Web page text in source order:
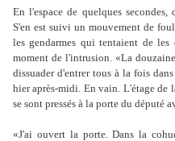
En l'espace de quelques
S'en est suivi un mouvement de
les gendarmes qui tentaient de
moment de l'intrusion. «La
dissuader d'entrer tous à la fois
hier après-midi. En vain. L'étage de
se sont pressés à la porte du député
«J'ai ouvert la porte. Dans la